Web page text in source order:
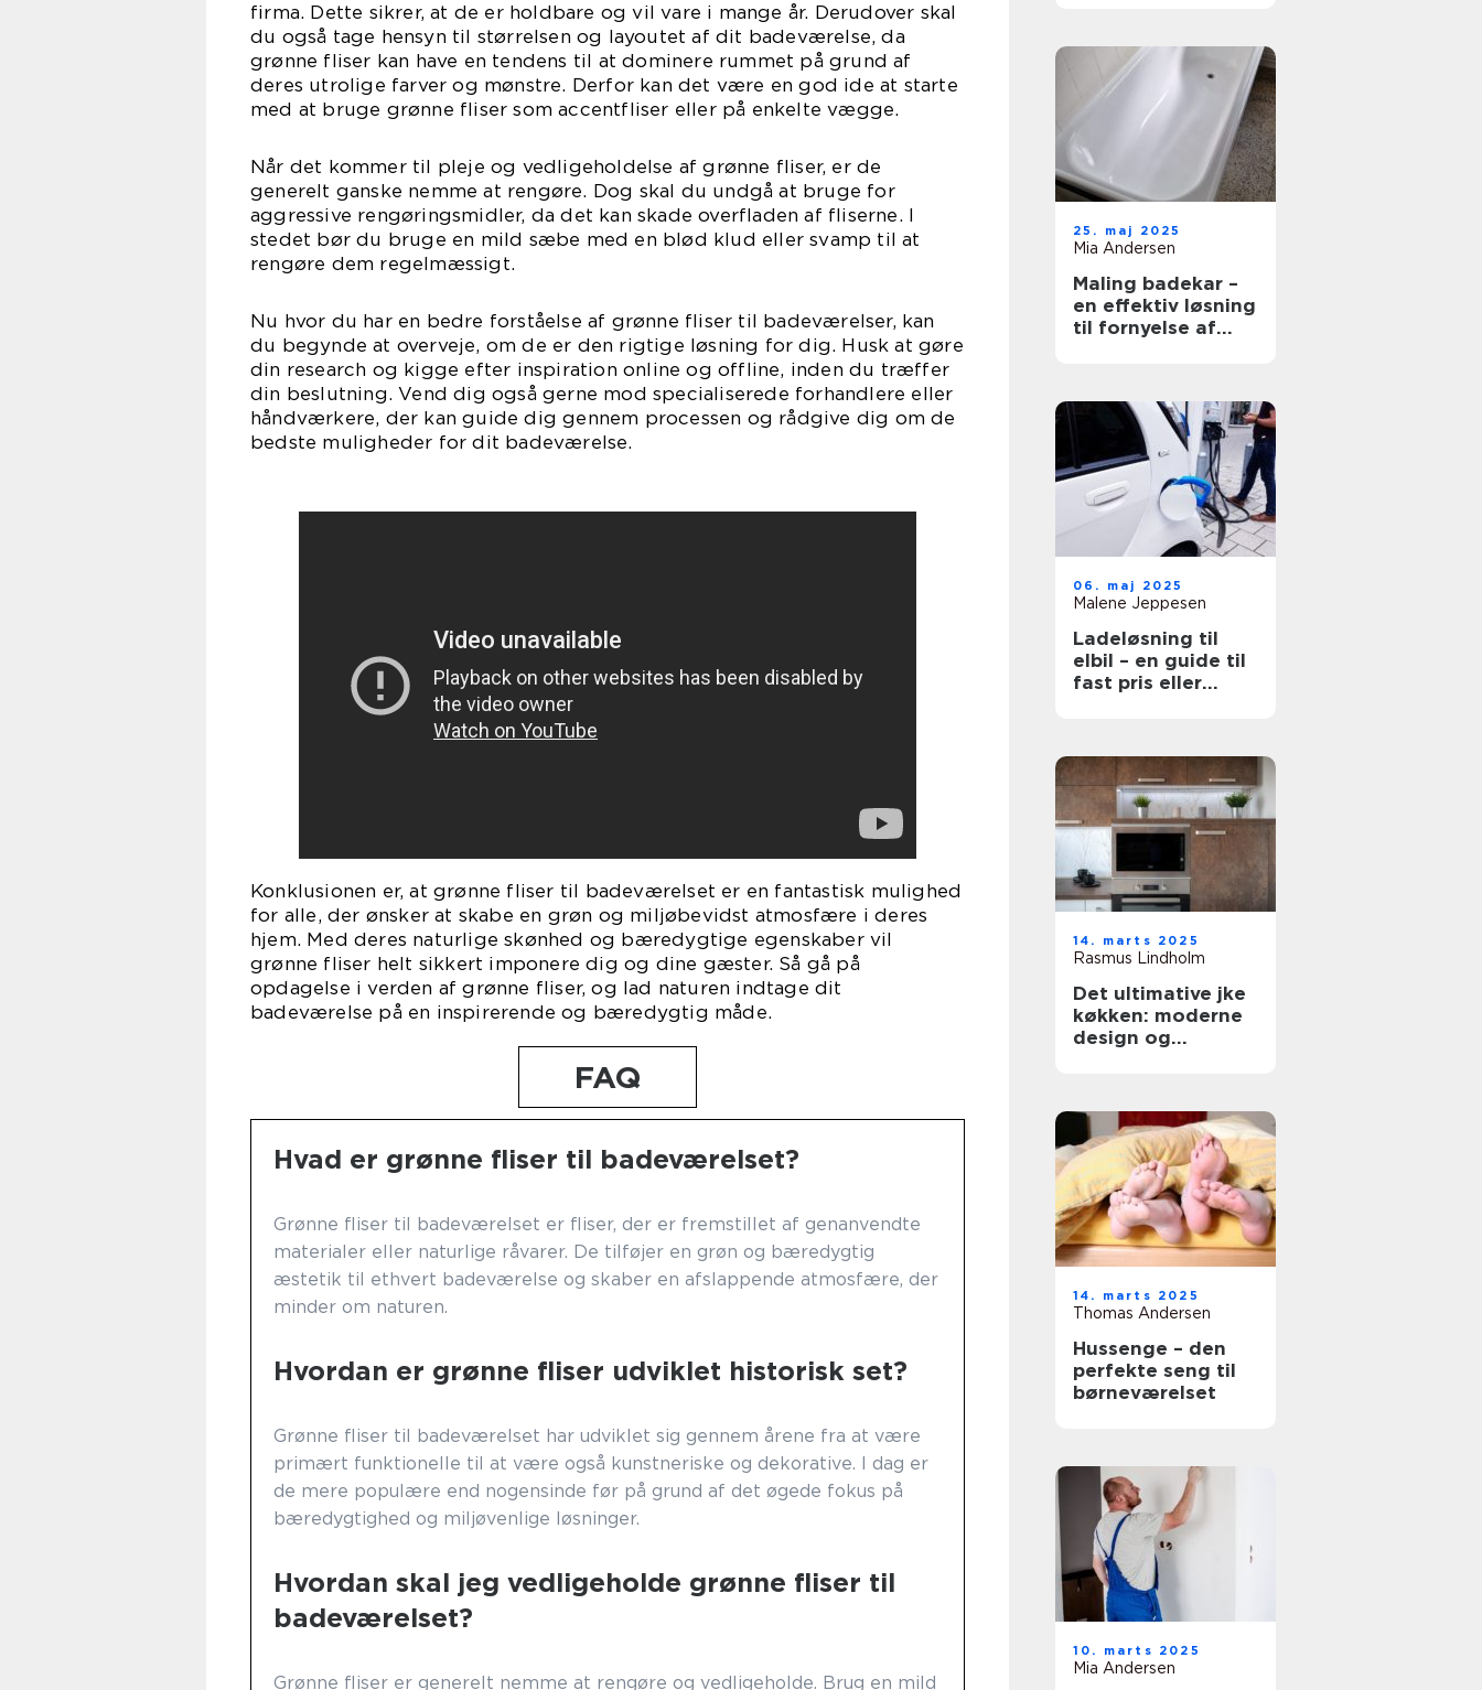
firma. Dette sikrer, at de er holdbare og vil vare i mange år. Derudover skal
du også tage hensyn til størrelsen og layoutet af dit badeværelse, da
grønne fliser kan have en tendens til at dominere rummet på grund af
deres utrolige farver og mønstre. Derfor kan det være en god ide at starte
med at bruge grønne fliser som accentfliser eller på enkelte vægge.
Når det kommer til pleje og vedligeholdelse af grønne fliser, er de
generelt ganske nemme at rengøre. Dog skal du undgå at bruge for
aggressive rengøringsmidler, da det kan skade overfladen af fliserne. I
stedet bør du bruge en mild sæbe med en blød klud eller svamp til at
rengøre dem regelmæssigt.
Nu hvor du har en bedre forståelse af grønne fliser til badeværelser, kan
du begynde at overveje, om de er den rigtige løsning for dig. Husk at gøre
din research og kigge efter inspiration online og offline, inden du træffer
din beslutning. Vend dig også gerne mod specialiserede forhandlere eller
håndværkere, der kan guide dig gennem processen og rådgive dig om de
bedste muligheder for dit badeværelse.
Konklusionen er, at grønne fliser til badeværelset er en fantastisk mulighed
for alle, der ønsker at skabe en grøn og miljøbevidst atmosfære i deres
hjem. Med deres naturlige skønhed og bæredygtige egenskaber vil
grønne fliser helt sikkert imponere dig og dine gæster. Så gå på
opdagelse i verden af grønne fliser, og lad naturen indtage dit
badeværelse på en inspirerende og bæredygtig måde.
FAQ
Hvad er grønne fliser til badeværelset?
Grønne fliser til badeværelset er fliser, der er fremstillet af genanvendte
materialer eller naturlige råvarer. De tilføjer en grøn og bæredygtig
æstetik til ethvert badeværelse og skaber en afslappende atmosfære, der
minder om naturen.
Hvordan er grønne fliser udviklet historisk set?
Grønne fliser til badeværelset har udviklet sig gennem årene fra at være
primært funktionelle til at være også kunstneriske og dekorative. I dag er
de mere populære end nogensinde før på grund af det øgede fokus på
bæredygtighed og miljøvenlige løsninger.
Hvordan skal jeg vedligeholde grønne fliser til
badeværelset?
Grønne fliser er generelt nemme at rengøre og vedligeholde. Brug en mild
25. maj 2025
Mia Andersen
Maling badekar –
en effektiv løsning
til fornyelse af
06. maj 2025
Malene Jeppesen
Ladeløsning til
elbil – en guide til
fast pris eller
14. marts 2025
Rasmus Lindholm
Det ultimative jke
køkken: moderne
design og
14. marts 2025
Thomas Andersen
Hussenge – den
perfekte seng til
børneværelset
10. marts 2025
Mia Andersen